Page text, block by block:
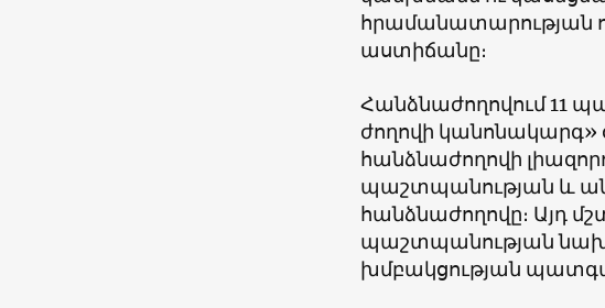
հրամանատարության
աստիճանը։
Հանձնաժողովում 11
ժողովի կանոնակարգ»
հանձնաժողովի
պաշտպանության և
հանձնաժողովը։ Այդ
պաշտպանության
խմբակցության